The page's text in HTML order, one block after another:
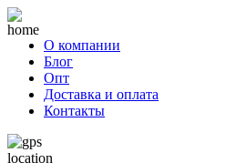
О компании
Блог
Опт
Доставка и оплата
Контакты